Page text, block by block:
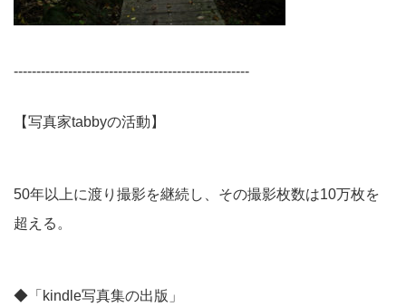
----------------------------------------------------
【写真家tabbyの活動】
50年以上に渡り撮影を継続し、その撮影枚数は10万枚を
超える。
◆「kindle写真集の出版」